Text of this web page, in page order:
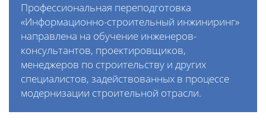
Профессиональная переподготовка
«Информационно-строительный инжиниринг»
направлена на обучение инженеров-
консультантов, проектировщиков,
менеджеров по строительству и других
специалистов, задействованных в процессе
модернизации строительной отрасли.